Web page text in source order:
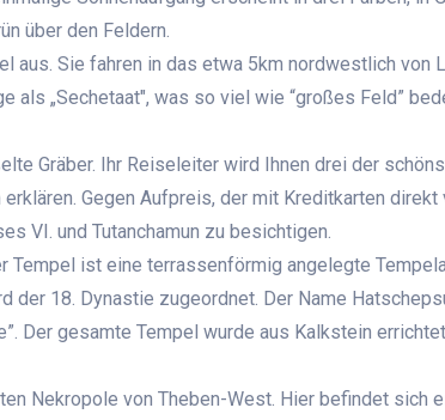
über den Feldern.
aus. Sie fahren in das etwa 5km nordwestlich von
als „Sechetaat", was so viel wie “großes Feld”
Gräber. Ihr Reiseleiter wird Ihnen drei der
Gegen Aufpreis, der mit Kreditkarten direkt
VI. und Tutanchamun zu besichtigen.
ist eine terrassenförmig angelegte
der 18. Dynastie zugeordnet. Der Name
Der gesamte Tempel wurde aus Kalkstein
Nekropole von Theben-West. Hier befindet sich